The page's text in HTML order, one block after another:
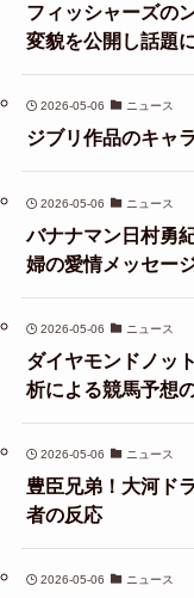
フィッシャーズの
変貌を公開し話題
2026-05-06 ニュース
ジブリ作品のキャ
2026-05-06 ニュース
バナナマン日村勇
婦の愛情メッセー
2026-05-06 ニュース
ダイヤモンドノッ
析による競馬予想
2026-05-06 ニュース
豊臣兄弟！大河ド
者の反応
2026-05-06 ニュース